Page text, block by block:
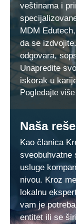
veštinama i
MDM
da se
odgovara,
Unapredite
iskorak u
Pogledajte više
Naša
Kao članica
sveobuhvatne
usluge
nivou. Kroz
lokalnu
vam je
entitet ili se